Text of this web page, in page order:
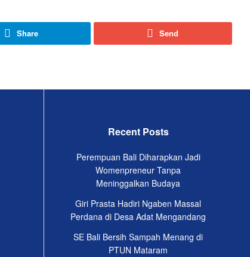
Share Send
Recent Posts
Perempuan Bali Diharapkan Jadi
Womenpreneur Tanpa
Meninggalkan Budaya
Giri Prasta Hadiri Ngaben Massal
Perdana di Desa Adat Mengandang
SE Bali Bersih Sampah Menang di
PTUN Mataram